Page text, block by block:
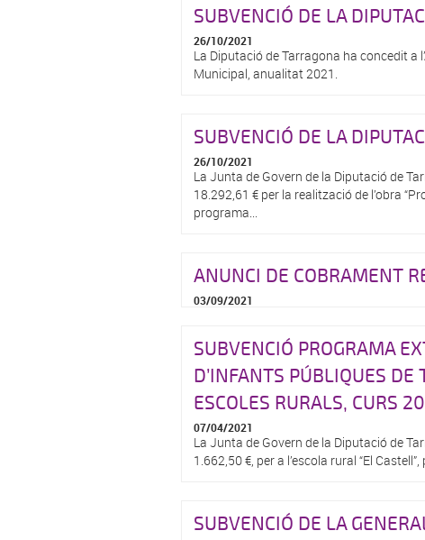
SUBVENCIÓ DE LA
26/10/2021
La Diputació de Tarragona ha concedit a
Municipal, anualitat 2021.
SUBVENCIÓ DE LA
26/10/2021
La Junta de Govern de la Diputació de
18.292,61 € per la realització de l’obra
programa...
ANUNCI DE COBRAMENT
03/09/2021
SUBVENCIÓ PROGRAMA
D’INFANTS PÚBLIQUES
ESCOLES RURALS, CURS
07/04/2021
La Junta de Govern de la Diputació de
1.662,50 €, per a l’escola rural “El
SUBVENCIÓ DE LA